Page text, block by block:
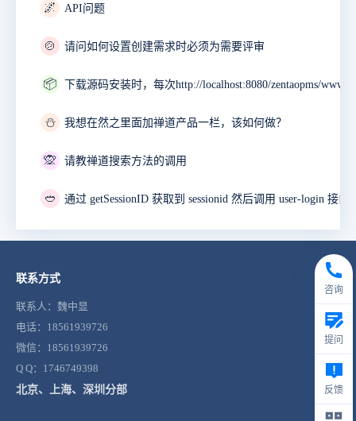
🌌 API问题
🍲 请问如何设置创建需求时必须为需要评审
📦
⛄ 我想在然之里面加禅道产品一栏，该如何做？
🙊 请教禅道搜索方法的调用
🥙
联系方式
联系人：魏中显
电话：18561939726
微信：18561939726
Q Q：1746749398
北京、上海、深圳分部
咨询
提问
反馈